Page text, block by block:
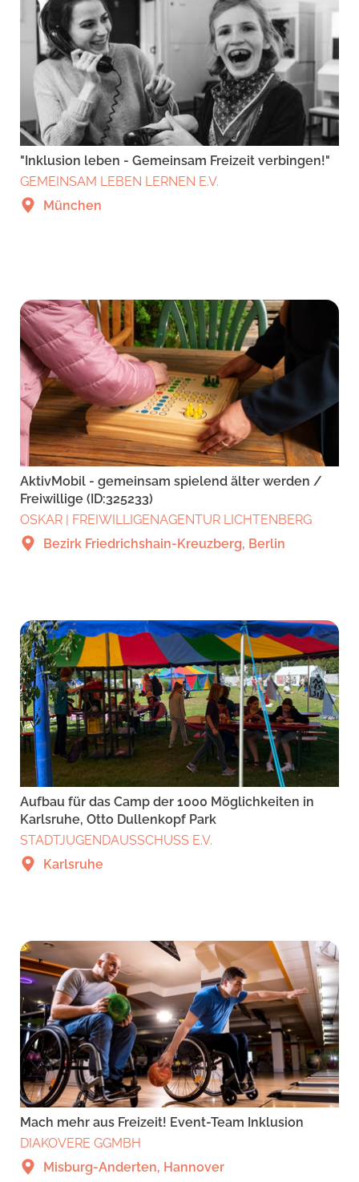
"Inklusion leben - Gemeinsam Freizeit verbingen!"
GEMEINSAM LEBEN LERNEN E.V.
München
AktivMobil - gemeinsam spielend älter werden /
Freiwillige (ID:325233)
OSKAR | FREIWILLIGENAGENTUR LICHTENBERG
Bezirk Friedrichshain-Kreuzberg, Berlin
Aufbau für das Camp der 1000 Möglichkeiten in
Karlsruhe, Otto Dullenkopf Park
STADTJUGENDAUSSCHUSS E.V.
Karlsruhe
Mach mehr aus Freizeit! Event-Team Inklusion
DIAKOVERE GGMBH
Misburg-Anderten, Hannover